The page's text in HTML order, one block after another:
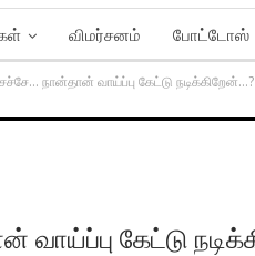
விமர்சனம் போட்டோஸ்
நான்தான் வாய்ப்பு கேட்டு
வாய்ப்பு கேட்டு